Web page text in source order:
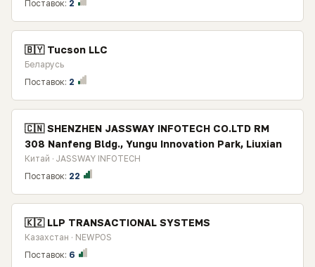
Поставок: 2
🇧🇾 Tucson LLC
Беларусь
Поставок: 2
🇨🇳 SHENZHEN JASSWAY INFOTECH CO.LTD RM
308 Nanfeng Bldg., Yungu Innovation Park, Liuxian
Китай · JASSWAY INFOTECH
Поставок: 22
🇰🇿 LLP TRANSACTIONAL SYSTEMS
Казахстан · NEWPOS
Поставок: 6